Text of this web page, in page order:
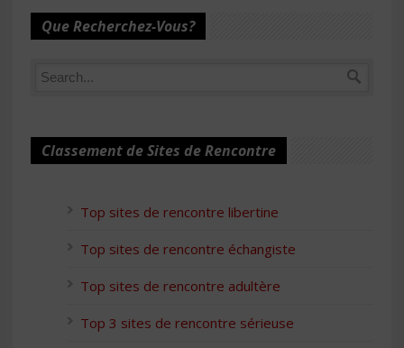
Que Recherchez-Vous?
Classement de Sites de Rencontre
Top sites de rencontre libertine
Top sites de rencontre échangiste
Top sites de rencontre adultère
Top 3 sites de rencontre sérieuse